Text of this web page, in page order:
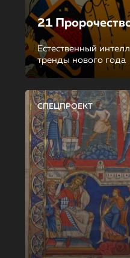
21
Естественный
тренды нового года
СПЕЦПРОЕКТ